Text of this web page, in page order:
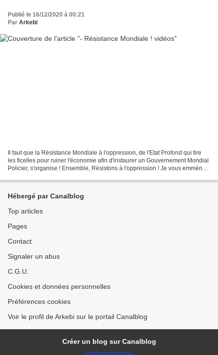
Publié le 16/12/2020 à 00:21
Par Arkebi
Il faut que la Résistance Mondiale à l'oppression, de l'Etat Profond qui tire
les ficelles pour ruiner l'économie afin d'instaurer un Gouvernement Mondial
Policier, s'organise ! Ensemble, Résistons à l'oppression ! Je vous emmène
Hébergé par Canalblog
Top articles
Pages
Contact
Signaler un abus
C.G.U.
Cookies et données personnelles
Préférences cookies
Voir le profil de Arkebi sur le portail Canalblog
Créer un blog sur Canalblog